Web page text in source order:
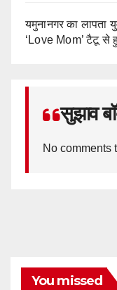
यमुनानगर का लापता
‘Love Mom’ टैटू से
सुझाव
No comments
You missed